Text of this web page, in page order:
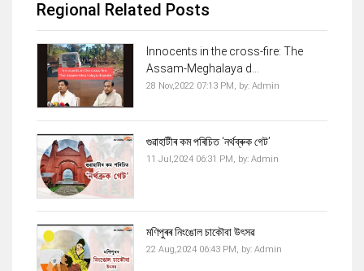
Regional Related Posts
Innocents in the cross-fire: The
Assam-Meghalaya d...
28 Nov,2022 07:13 PM, by: Admin
গুৱাহাটীৰ কম পৰিচিত ‘নৰ্থব্ৰুক গেট’
11 Jul,2024 06:31 PM, by: Admin
মণিপুৰৰ নিংঙোল চাকৌবা উৎসৱ
22 Aug,2024 06:43 PM, by: Admin